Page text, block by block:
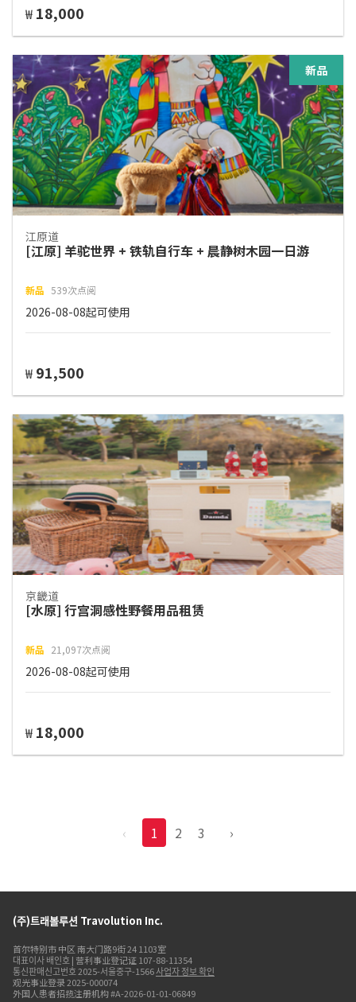
₩ 18,000
新品
江原道
[江原] 羊驼世界 + 铁轨自行车 + 晨静树木园一日游
新品 539次点阅
2026-08-08起可使用
₩ 91,500
京畿道
[水原] 行宫洞感性野餐用品租赁
新品 21,097次点阅
2026-08-08起可使用
₩ 18,000
‹ 1 2 3 ›
(주)트래볼루션 Travolution Inc.
首尔特别市 中区 南大门路9街 24 1103室
대표이사 배인호 | 营利事业登记证 107-88-11354
통신판매신고번호 2025-서울중구-1566사업자 정보 확인
观光事业登录 2025-000074
外国人患者招揽注册机构 #A-2026-01-01-06849